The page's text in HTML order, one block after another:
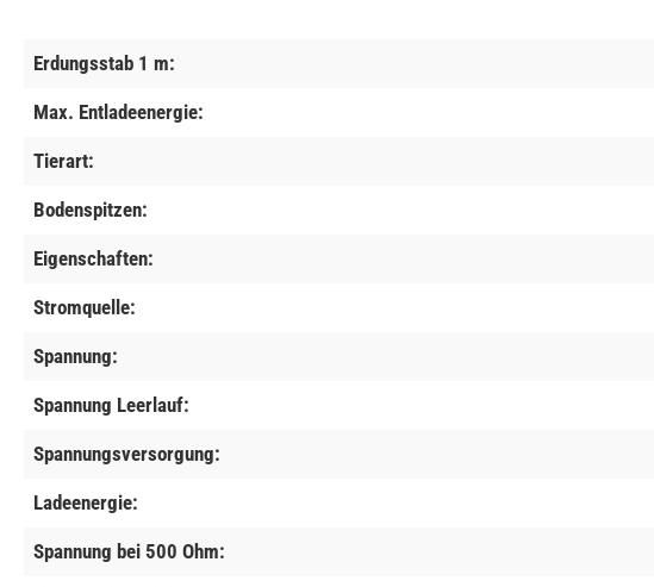
Erdungsstab 1 m:
Max. Entladeenergie:
Tierart:
Bodenspitzen:
Eigenschaften:
Stromquelle:
Spannung:
Spannung Leerlauf:
Spannungsversorgung:
Ladeenergie:
Spannung bei 500 Ohm: